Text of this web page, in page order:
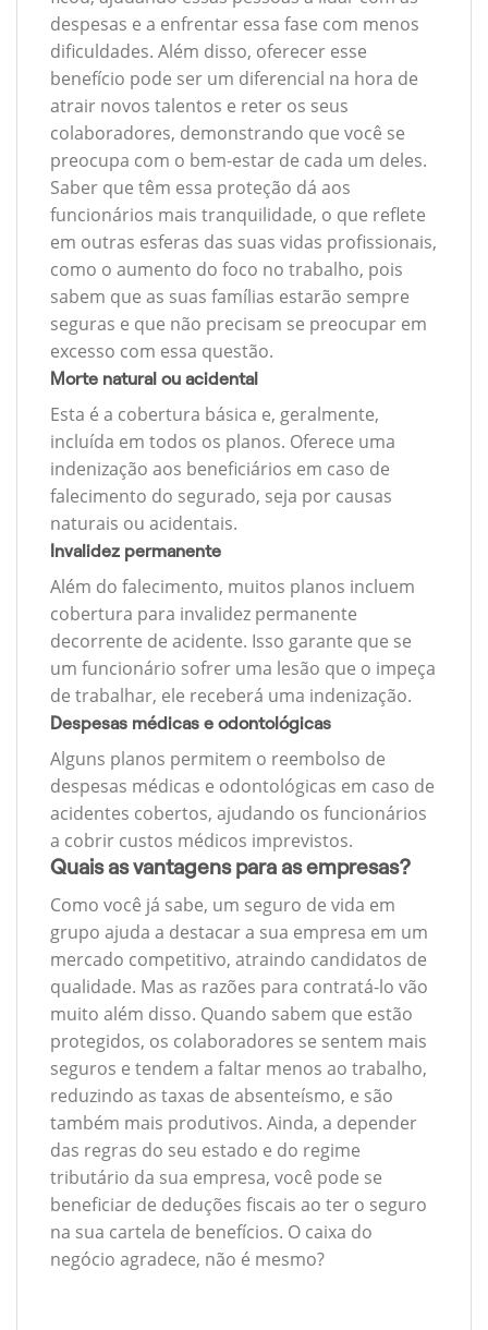
despesas e a enfrentar essa fase com menos
dificuldades. Além disso, oferecer esse
benefício pode ser um diferencial na hora de
atrair novos talentos e reter os seus
colaboradores, demonstrando que você se
preocupa com o bem-estar de cada um deles.
Saber que têm essa proteção dá aos
funcionários mais tranquilidade, o que reflete
em outras esferas das suas vidas profissionais,
como o aumento do foco no trabalho, pois
sabem que as suas famílias estarão sempre
seguras e que não precisam se preocupar em
excesso com essa questão.
Morte natural ou acidental
Esta é a cobertura básica e, geralmente,
incluída em todos os planos. Oferece uma
indenização aos beneficiários em caso de
falecimento do segurado, seja por causas
naturais ou acidentais.
Invalidez permanente
Além do falecimento, muitos planos incluem
cobertura para invalidez permanente
decorrente de acidente. Isso garante que se
um funcionário sofrer uma lesão que o impeça
de trabalhar, ele receberá uma indenização.
Despesas médicas e odontológicas
Alguns planos permitem o reembolso de
despesas médicas e odontológicas em caso de
acidentes cobertos, ajudando os funcionários
a cobrir custos médicos imprevistos.
Quais as vantagens para as empresas?
Como você já sabe, um seguro de vida em
grupo ajuda a destacar a sua empresa em um
mercado competitivo, atraindo candidatos de
qualidade. Mas as razões para contratá-lo vão
muito além disso. Quando sabem que estão
protegidos, os colaboradores se sentem mais
seguros e tendem a faltar menos ao trabalho,
reduzindo as taxas de absenteísmo, e são
também mais produtivos. Ainda, a depender
das regras do seu estado e do regime
tributário da sua empresa, você pode se
beneficiar de deduções fiscais ao ter o seguro
na sua cartela de benefícios. O caixa do
negócio agradece, não é mesmo?